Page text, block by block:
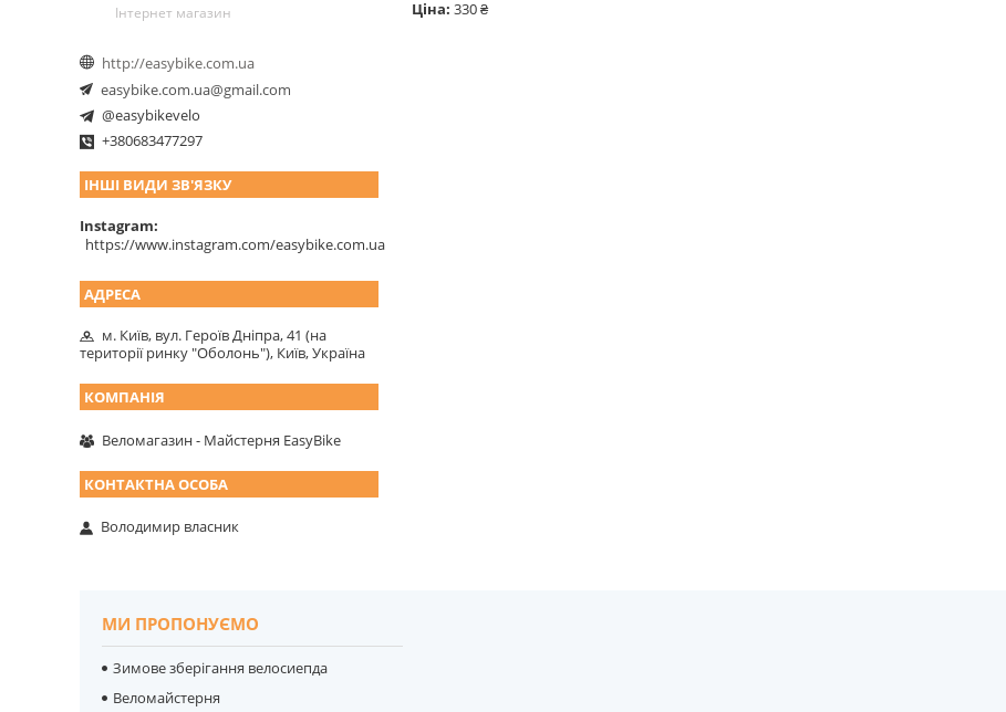
Ціна: 330 ₴
Інтернет магазин
http://easybike.com.ua
easybike.com.ua@gmail.com
@easybikevelo
+380683477297
ІНШІ ВИДИ ЗВ'ЯЗКУ
Instagram
https://www.instagram.com/easybike.com.ua
м. Київ, вул. Героїв Дніпра, 41 (на
території ринку "Оболонь"), Київ, Україна
Веломагазин - Майстерня EasyBike
Володимир власник
МИ ПРОПОНУЄМО
Зимове зберігання велосиепда
Веломайстерня